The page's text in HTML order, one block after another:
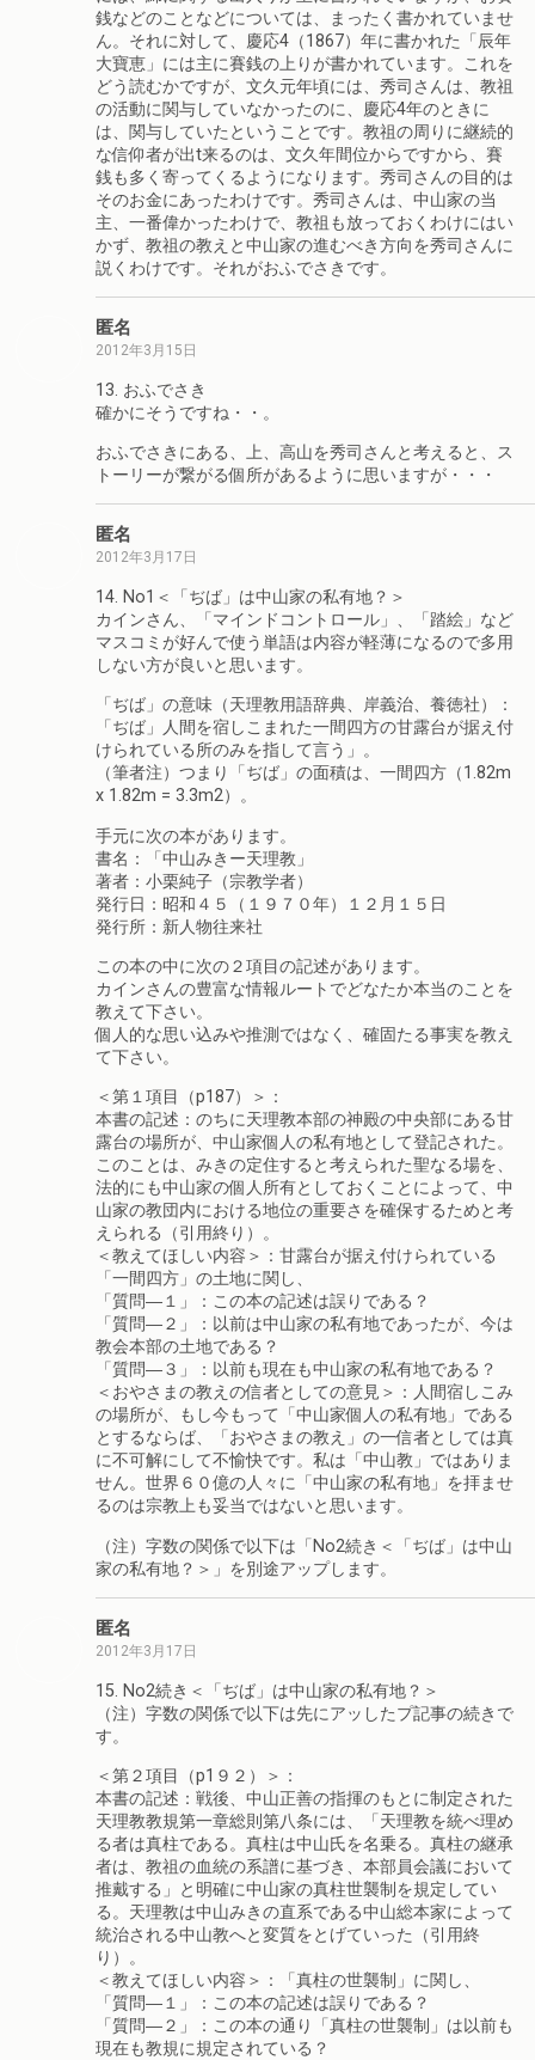
銭などのことなどについては、まったく書かれていませ
ん。それに対して、慶応4（1867）年に書かれた「辰年
大寶恵」には主に賽銭の上りが書かれています。これを
どう読むかですが、文久元年頃には、秀司さんは、教祖
の活動に関与していなかったのに、慶応4年のときに
は、関与していたということです。教祖の周りに継続的
な信仰者が出t来るのは、文久年間位からですから、賽
銭も多く寄ってくるようになります。秀司さんの目的は
そのお金にあったわけです。秀司さんは、中山家の当
主、一番偉かったわけで、教祖も放っておくわけにはい
かず、教祖の教えと中山家の進むべき方向を秀司さんに
説くわけです。それがおふでさきです。
匿名
2012年3月15日
13. おふでさき
確かにそうですね・・。
おふでさきにある、上、高山を秀司さんと考えると、ス
トーリーが繋がる個所があるように思いますが・・・
匿名
2012年3月17日
14. No1＜「ぢば」は中山家の私有地？＞
カインさん、「マインドコントロール」、「踏絵」など
マスコミが好んで使う単語は内容が軽薄になるので多用
しない方が良いと思います。
「ぢば」の意味（天理教用語辞典、岸義治、養徳社）：
「ぢば」人間を宿しこまれた一間四方の甘露台が据え付
けられている所のみを指して言う」。
（筆者注）つまり「ぢば」の面積は、一間四方（1.82m
x 1.82m = 3.3m2）。
手元に次の本があります。
書名：「中山みきー天理教」
著者：小栗純子（宗教学者）
発行日：昭和４５（１９７０年）１２月１５日
発行所：新人物往来社
この本の中に次の２項目の記述があります。
カインさんの豊富な情報ルートでどなたか本当のことを
教えて下さい。
個人的な思い込みや推測ではなく、確固たる事実を教え
て下さい。
＜第１項目（p187）＞：
本書の記述：のちに天理教本部の神殿の中央部にある甘
露台の場所が、中山家個人の私有地として登記された。
このことは、みきの定住すると考えられた聖なる場を、
法的にも中山家の個人所有としておくことによって、中
山家の教団内における地位の重要さを確保するためと考
えられる（引用終り）。
＜教えてほしい内容＞：甘露台が据え付けられている
「一間四方」の土地に関し、
「質問―１」：この本の記述は誤りである？
「質問―２」：以前は中山家の私有地であったが、今は
教会本部の土地である？
「質問―３」：以前も現在も中山家の私有地である？
＜おやさまの教えの信者としての意見＞：人間宿しこみ
の場所が、もし今もって「中山家個人の私有地」である
とするならば、「おやさまの教え」の一信者としては真
に不可解にして不愉快です。私は「中山教」ではありま
せん。世界６０億の人々に「中山家の私有地」を拝ませ
るのは宗教上も妥当ではないと思います。
（注）字数の関係で以下は「No2続き＜「ぢば」は中山
家の私有地？＞」を別途アップします。
匿名
2012年3月17日
15. No2続き＜「ぢば」は中山家の私有地？＞
（注）字数の関係で以下は先にアッしたプ記事の続きで
す。
＜第２項目（p1９２）＞：
本書の記述：戦後、中山正善の指揮のもとに制定された
天理教教規第一章総則第八条には、「天理教を統べ理め
る者は真柱である。真柱は中山氏を名乗る。真柱の継承
者は、教祖の血統の系譜に基づき、本部員会議において
推戴する」と明確に中山家の真柱世襲制を規定してい
る。天理教は中山みきの直系である中山総本家によって
統治される中山教へと変質をとげていった（引用終
り）。
＜教えてほしい内容＞：「真柱の世襲制」に関し、
「質問―１」：この本の記述は誤りである？
「質問―２」：この本の通り「真柱の世襲制」は以前も
現在も教規に規定されている？